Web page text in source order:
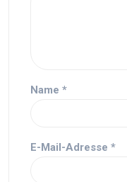
Name *
E-Mail-Adresse *